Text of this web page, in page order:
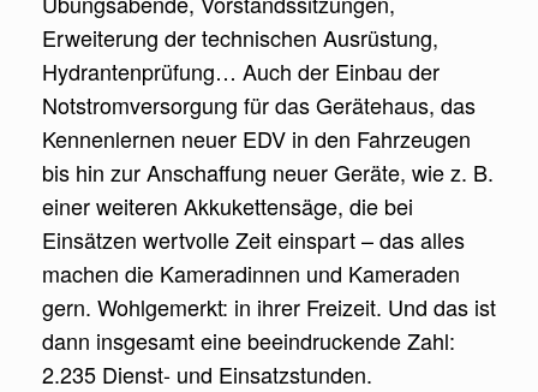
Erweiterung der technischen Ausrüstung,
Hydrantenprüfung… Auch der Einbau der
Notstromversorgung für das Gerätehaus, das
Kennenlernen neuer EDV in den Fahrzeugen
bis hin zur Anschaffung neuer Geräte, wie z. B.
einer weiteren Akkukettensäge, die bei
Einsätzen wertvolle Zeit einspart – das alles
machen die Kameradinnen und Kameraden
gern. Wohlgemerkt: in ihrer Freizeit. Und das ist
dann insgesamt eine beeindruckende Zahl:
2.235 Dienst- und Einsatzstunden.